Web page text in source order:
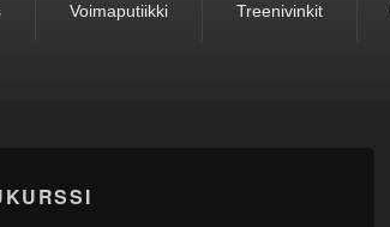
Voimaputiikki Treenivinkit